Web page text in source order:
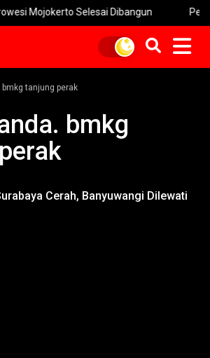
Selesai Dibangun Pemkot
bmkg tanjung perak
bmkg
Cerah, Banyuwangi Dilewati